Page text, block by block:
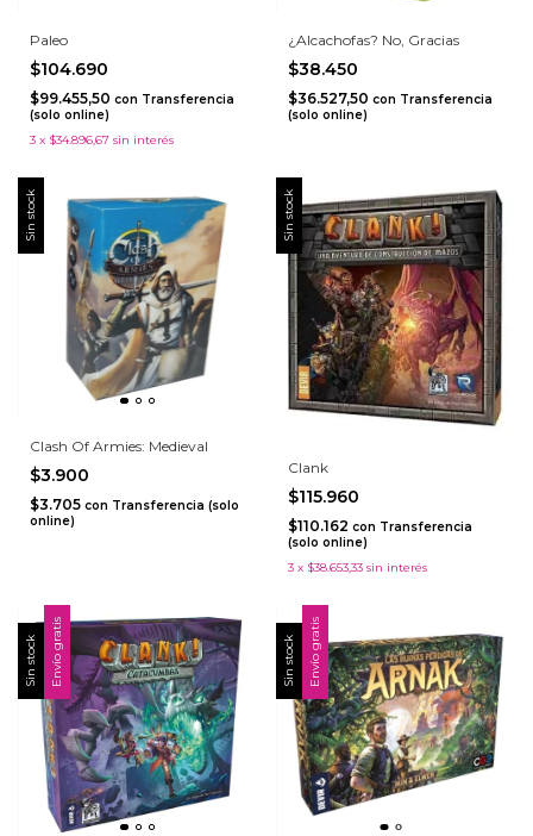
Paleo
$104.690
$99.455,50 con Transferencia
(solo online)
3 x $34.896,67 sin interés
¿Alcachofas? No, Gracias
$38.450
$36.527,50 con Transferencia
(solo online)
Sin stock
Clash Of Armies: Medieval
$3.900
$3.705 con Transferencia (solo
online)
Sin stock
Clank
$115.960
$110.162 con Transferencia
(solo online)
3 x $38.653,33 sin interés
Sin stock Envío gratis Sin stock Envío gratis